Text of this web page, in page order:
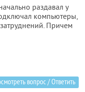
раздавал у
компьютеры,
Причем
вопрос / Ответить